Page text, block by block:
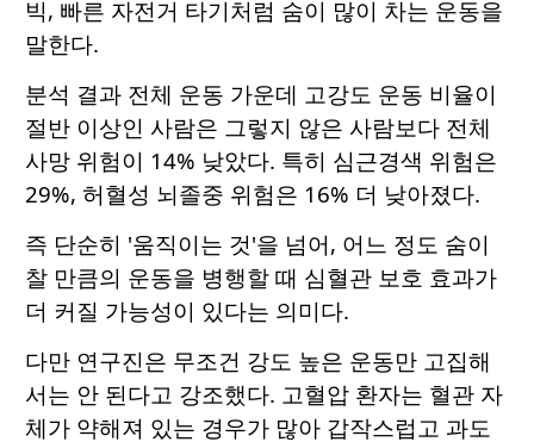
빅, 빠른 자전거 타기처럼 숨이 많이 차는 운동을
말한다.
분석 결과 전체 운동 가운데 고강도 운동 비율이
절반 이상인 사람은 그렇지 않은 사람보다 전체
사망 위험이 14% 낮았다. 특히 심근경색 위험은
29%, 허혈성 뇌졸중 위험은 16% 더 낮아졌다.
즉 단순히 '움직이는 것'을 넘어, 어느 정도 숨이
찰 만큼의 운동을 병행할 때 심혈관 보호 효과가
더 커질 가능성이 있다는 의미다.
다만 연구진은 무조건 강도 높은 운동만 고집해
서는 안 된다고 강조했다. 고혈압 환자는 혈관 자
체가 약해져 있는 경우가 많아 갑작스럽고 과도